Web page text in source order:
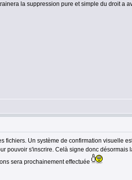
la suppression pure et simple du droit a
fichiers. Un système de confirmation visuelle
pouvoir s'inscrire. Celà signe donc désormais
sera prochainement effectuée